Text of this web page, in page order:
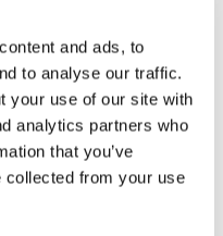
and ads, to
to analyse our traffic.
your use of our site with
analytics partners who
that you’ve
collected from your use
un immediato
u.s., rende noti i dati
fiscale, per le
sostenute nel 2015